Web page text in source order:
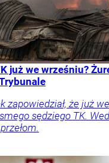
już we wrześniu?
zapowiedział, że już
sędziego TK.